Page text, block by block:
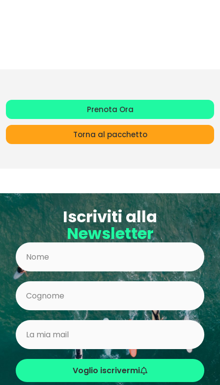
Prenota Ora
Torna al pacchetto
Iscriviti alla
Newsletter
Voglio iscrivermi